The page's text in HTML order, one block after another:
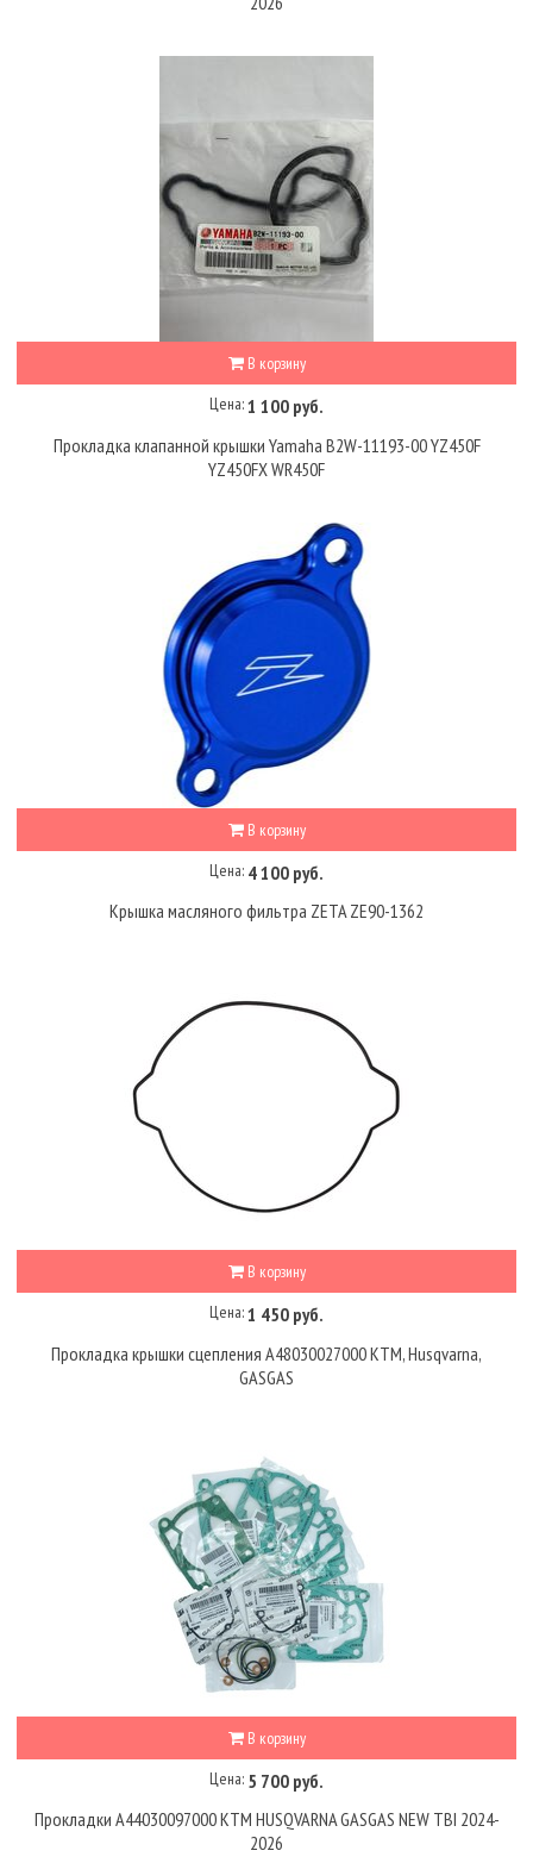
В корзину
Цена:1 100 руб.
Прокладка клапанной крышки Yamaha B2W-11193-00 YZ450F
YZ450FX WR450F
В корзину
Цена: 4 100 руб.
Крышка масляного фильтра ZETA ZE90-1362
В корзину
Цена:1 450 руб.
Прокладка крышки сцепления A48030027000 KTM, Husqvarna,
GASGAS
В корзину
Цена: 5 700 руб.
Прокладки A44030097000 KTM HUSQVARNA GASGAS NEW TBI 2024-
2026